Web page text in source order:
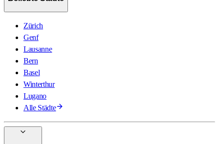
Zürich
Genf
Lausanne
Bern
Basel
Winterthur
Lugano
Alle Städte